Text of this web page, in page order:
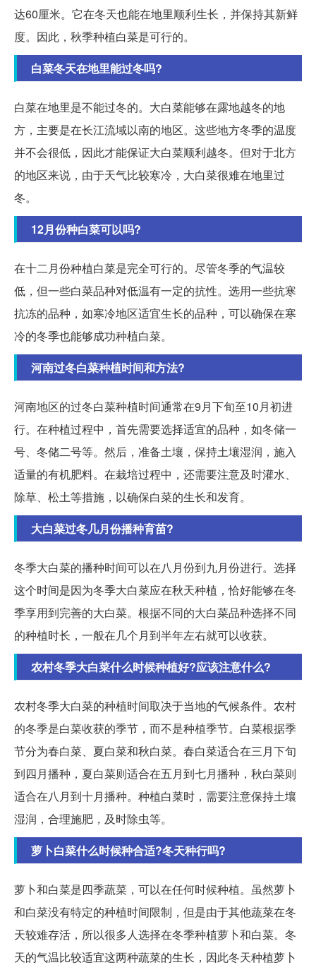
达60厘米。它在冬天也能在地里顺利生长，并保持其新鲜
度。因此，秋季种植白菜是可行的。
白菜冬天在地里能过冬吗?
白菜在地里是不能过冬的。大白菜能够在露地越冬的地
方，主要是在长江流域以南的地区。这些地方冬季的温度
并不会很低，因此才能保证大白菜顺利越冬。但对于北方
的地区来说，由于天气比较寒冷，大白菜很难在地里过
冬。
12月份种白菜可以吗?
在十二月份种植白菜是完全可行的。尽管冬季的气温较
低，但一些白菜品种对低温有一定的抗性。选用一些抗寒
抗冻的品种，如寒冷地区适宜生长的品种，可以确保在寒
冷的冬季也能够成功种植白菜。
河南过冬白菜种植时间和方法?
河南地区的过冬白菜种植时间通常在9月下旬至10月初进
行。在种植过程中，首先需要选择适宜的品种，如冬储一
号、冬储二号等。然后，准备土壤，保持土壤湿润，施入
适量的有机肥料。在栽培过程中，还需要注意及时灌水、
除草、松土等措施，以确保白菜的生长和发育。
大白菜过冬几月份播种育苗?
冬季大白菜的播种时间可以在八月份到九月份进行。选择
这个时间是因为冬季大白菜应在秋天种植，恰好能够在冬
季享用到完善的大白菜。根据不同的大白菜品种选择不同
的种植时长，一般在几个月到半年左右就可以收获。
农村冬季大白菜什么时候种植好?应该注意什么?
农村冬季大白菜的种植时间取决于当地的气候条件。农村
的冬季是白菜收获的季节，而不是种植季节。白菜根据季
节分为春白菜、夏白菜和秋白菜。春白菜适合在三月下旬
到四月播种，夏白菜则适合在五月到七月播种，秋白菜则
适合在八月到十月播种。种植白菜时，需要注意保持土壤
湿润，合理施肥，及时除虫等。
萝卜白菜什么时候种合适?冬天种行吗?
萝卜和白菜是四季蔬菜，可以在任何时候种植。虽然萝卜
和白菜没有特定的种植时间限制，但是由于其他蔬菜在冬
天较难存活，所以很多人选择在冬季种植萝卜和白菜。冬
天的气温比较适宜这两种蔬菜的生长，因此冬天种植萝卜